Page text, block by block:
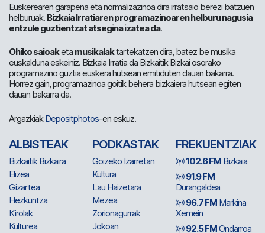
Euskerearen garapena eta normalizazinoa dira irratsaio berezi batzuen
helburuak. Bizkaia Irratiaren programazinoaren helburu nagusia
entzule guztientzat atsegina izatea da.
Ohiko saioaketa musikalaktartekatzen dira, batez be musika
euskalduna eskeiniz. Bizkaia Irratia da Bizkaitik Bizkai osorako
programazino guztia euskera hutsean emitiduten dauan bakarra.
Horrez gain, programazinoa goitik behera bizkaiera hutsean egiten
dauan bakarra da.
ArgazkiakDepositphotos-en eskuz.
ALBISTEAK
Bizkaitik Bizkaira
Elizea
Gizartea
Hezkuntza
Kirolak
Kulturea
PODKASTAK
Goizeko Izarretan
Kultura
Lau Haizetara
Mezea
Zorionagurrak
Jokoan
FREKUENTZIAK
102.6 FM Bizkaia
91.9 FM
Durangaldea
96.7 FM Markina
Xemein
92.5 FMOndarroa